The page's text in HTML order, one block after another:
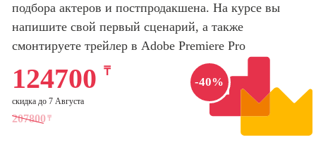
Школа психологии
Школа актерского
Школа бизнеса и
управления
Профессия
Интернет-
маркетолог
Менеджер по
маркетингу в
социальных
менеджер)
подбора актеров и постпродакшена. На курсе вы
напишите свой первый сценарий, а также
смонтируете трейлер в Adobe Premiere Pro
-40%
207800 ₸
124700 ₸
скидка до 7 Августа